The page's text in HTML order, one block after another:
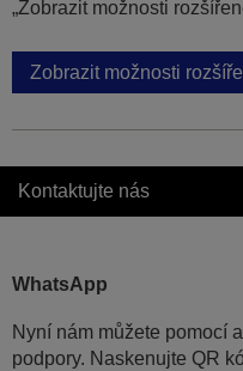
„Zobrazit možnosti
Zobrazit možnosti
Kontaktujte nás
WhatsApp
Nyní nám můžete pomocí
podpory. Naskenujte QR